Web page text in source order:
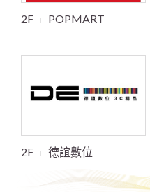
2F POPMART
2F 德誼數位